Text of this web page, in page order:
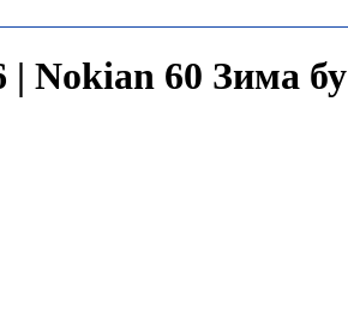
Nokian 60 Зима бу